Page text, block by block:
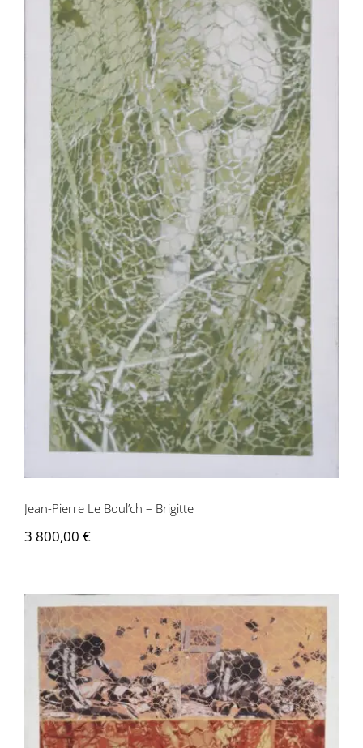
Jean-Pierre Le Boul’ch – Brigitte
Jean-Pierre Le Boul’ch – Brigitte
3 800,00 €